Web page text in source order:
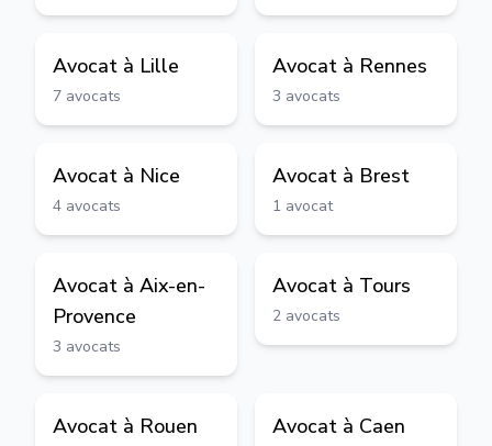
Avocat à Lille
7 avocats
Avocat à Rennes
3 avocats
Avocat à Nice
4 avocats
Avocat à Brest
1 avocat
Avocat à Aix-en-
Provence
3 avocats
Avocat à Tours
2 avocats
Avocat à Rouen Avocat à Caen